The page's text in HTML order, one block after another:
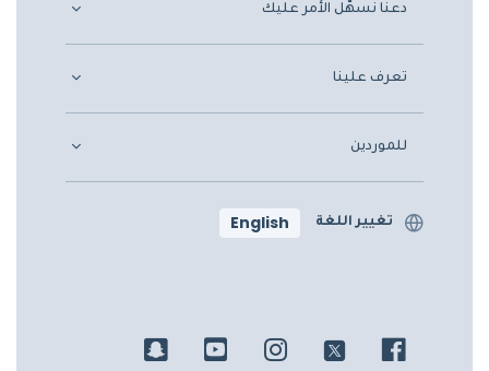
دعنا نسهّل الأمر عليك
تعرف علينا
للموردين
تغيير اللغة English